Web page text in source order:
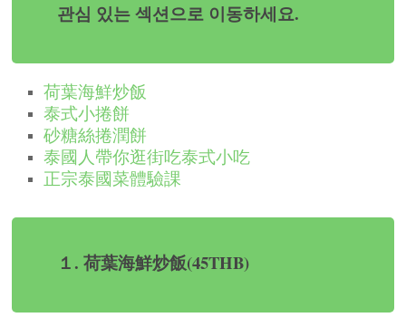
관심 있는 섹션으로 이동하세요.
荷葉海鮮炒飯
泰式小捲餅
砂糖絲捲潤餅
泰國人帶你逛街吃泰式小吃
正宗泰國菜體驗課
１. 荷葉海鮮炒飯(45THB)